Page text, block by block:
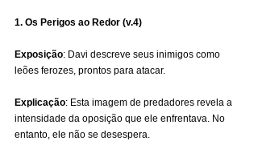
1. Os Perigos ao Redor (v.4)
Exposição: Davi descreve seus inimigos como
leões ferozes, prontos para atacar.
Explicação: Esta imagem de predadores revela a
intensidade da oposição que ele enfrentava. No
entanto, ele não se desespera.